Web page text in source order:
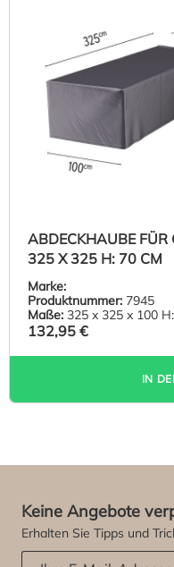
ABDECKHAUBE FÜR
325 X 325 H: 70 CM
Marke:
Produktnummer: 7945
Maße: 325 x 325 x 100
132,95 €
IN
Keine Angebote
Erhalten Sie Tipps und